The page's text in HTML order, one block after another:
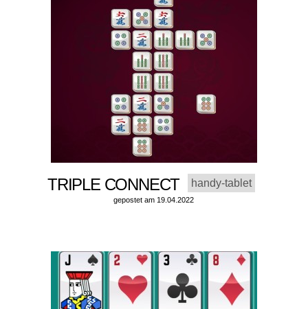
TRIPLE CONNECT handy-tablet
gepostet am 19.04.2022